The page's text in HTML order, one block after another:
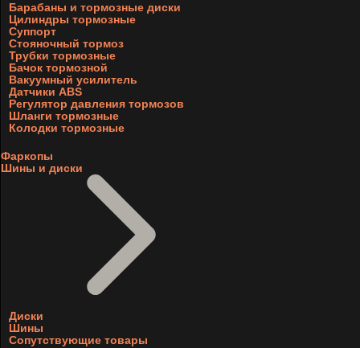
Барабаны и тормозные диски
Цилиндры тормозные
Суппорт
Стояночный тормоз
Трубки тормозные
Бачок тормозной
Вакуумный усилитель
Датчики ABS
Регулятор давления тормозов
Шланги тормозные
Колодки тормозные
Фаркопы
Шины и диски
Диски
Шины
Сопутствующие товары